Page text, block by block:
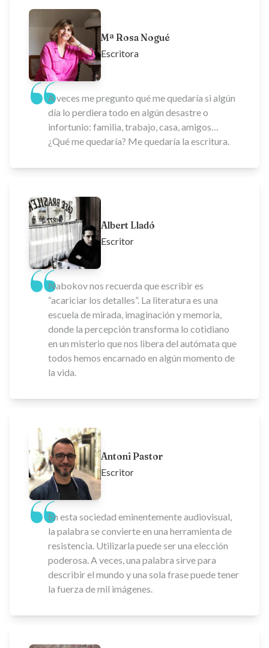
Mª Rosa Nogué
Escritora
A veces me pregunto qué me quedaría si algún
día lo perdiera todo en algún desastre o
infortunio: familia, trabajo, casa, amigos…
¿Qué me quedaría? Me quedaría la escritura.
Albert Lladó
Escritor
Nabokov nos recuerda que escribir es
“acariciar los detalles”. La literatura es una
escuela de mirada, imaginación y memoria,
donde la percepción transforma lo cotidiano
en un misterio que nos libera del autómata que
todos hemos encarnado en algún momento de
la vida.
Antoni Pastor
Escritor
En esta sociedad eminentemente audiovisual,
la palabra se convierte en una herramienta de
resistencia. Utilizarla puede ser una elección
poderosa. A veces, una palabra sirve para
describir el mundo y una sola frase puede tener
la fuerza de mil imágenes.